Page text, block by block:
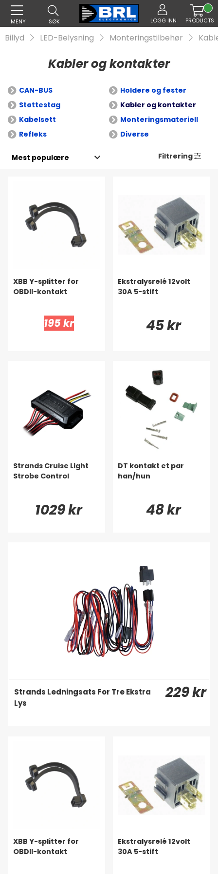
MENY SØK LOGG INN PRODUCTS
Billyd LED-Belysning Monteringstilbehør
Kabler og kontakter
CAN-BUS
Holdere og fester
Støttestag
Kabler og kontakter
Kabelsett
Monteringsmateriell
Refleks
Diverse
Filtrering
XBB Y-splitter for
OBDII-kontakt
195 kr
Ekstralysrelé 12volt
30A 5-stift
45 kr
Strands Cruise Light
Strobe Control
1029 kr
DT kontakt et par
han/hun
48 kr
Strands Ledningsats For Tre Ekstra
Lys
229 kr
XBB Y-splitter for
OBDII-kontakt
Ekstralysrelé 12volt
30A 5-stift